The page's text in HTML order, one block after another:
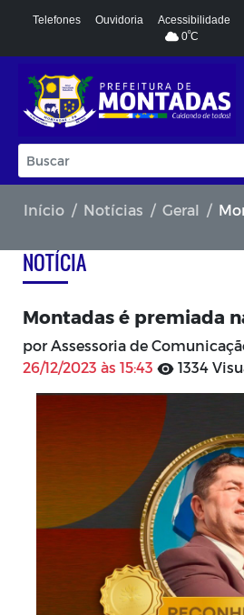
Telefones Ouvidoria Acessibilidade
0ºC
Início Notícias Geral
NOTÍCIA
Montadas é premiada
por Assessoria de
26/12/2023 às 15:43
1334